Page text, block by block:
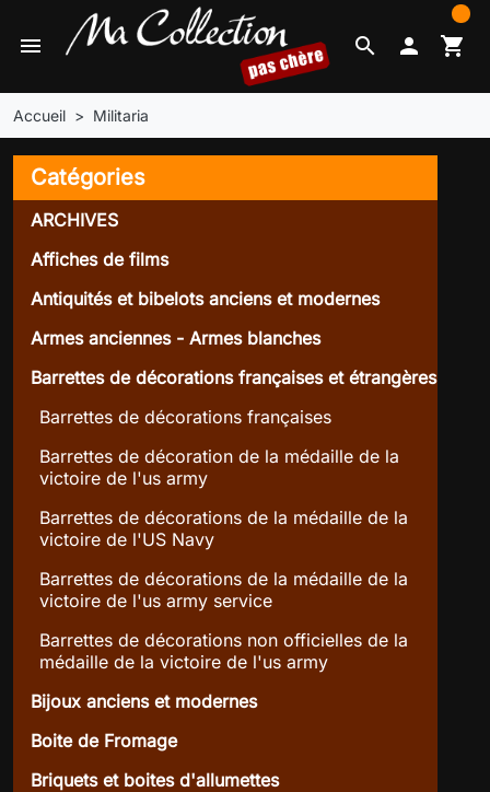
search
menu  shopping_cart
Accueil Militaria
Catégories
ARCHIVES
Affiches de films
Antiquités et bibelots anciens et modernes
Armes anciennes - Armes blanches
Barrettes de décorations françaises et étrangères
Barrettes de décorations françaises
Barrettes de décoration de la médaille de la
victoire de l'us army
Barrettes de décorations de la médaille de la
victoire de l'US Navy
Barrettes de décorations de la médaille de la
victoire de l'us army service
Barrettes de décorations non officielles de la
médaille de la victoire de l'us army
Bijoux anciens et modernes
Boite de Fromage
Briquets et boites d'allumettes